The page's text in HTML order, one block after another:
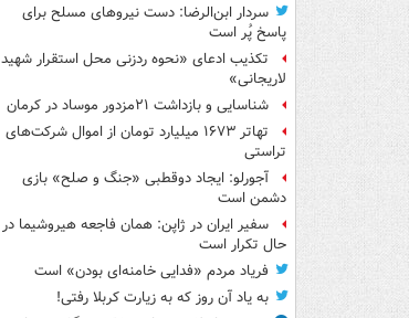
سردار ابن‌الرضا: دست نیروهای مسلح برای
پاسخ پُر است
تکذیب ادعای «نحوه ردزنی محل استقرار شهید
لاریجانی»
شناسایی و بازداشت ۲۱مزدور موساد در کرمان
تهاتر ۱۶۷۳ میلیارد تومان از اموال شرکت‌های
تراستی
آجورلو: ایجاد دوقطبی «جنگ و صلح‌» بازی
دشمن است
سفیر ایران در ژاپن: همان فاجعه هیروشیما در
حال تکرار است
فریاد مردم «فدایی خامنه‌ای بودن» است
به یاد آن روز که به زیارت کربلا رفتی!